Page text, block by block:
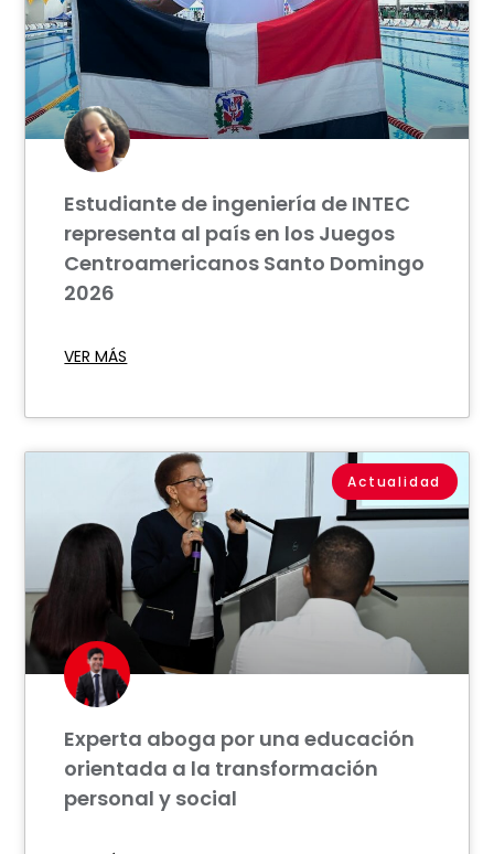
Estudiante de ingeniería de INTEC
representa al país en los Juegos
Centroamericanos Santo Domingo
2026
VER MÁS
Actualidad
Experta aboga por una educación
orientada a la transformación
personal y social